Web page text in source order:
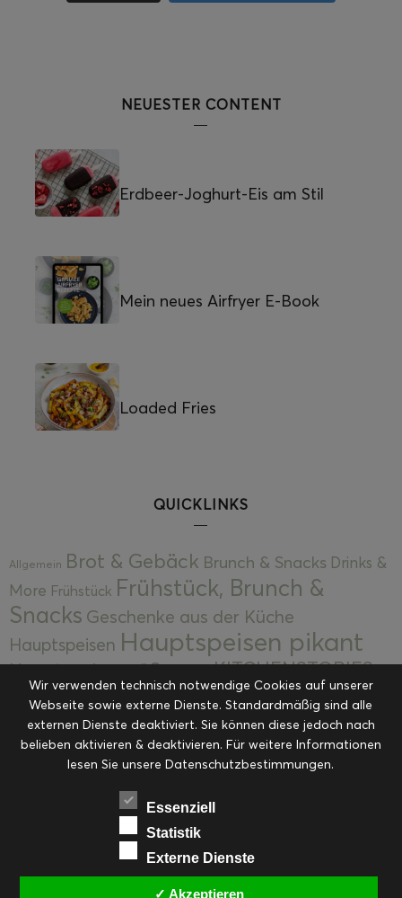
NEUESTER CONTENT
Erdbeer-Joghurt-Eis am Stil
Mein neues Airfryer E-Book
Loaded Fries
QUICKLINKS
Allgemein Brot & Gebäck Brunch & Snacks Drinks &
More Frühstück Frühstück, Brunch &
Snacks Geschenke aus der Küche
Hauptspeisen Hauptspeisen pikant
Hauptspeisen süßKekseKITCHENSTORIES
Kuchen, Torten & Desserts Kuchen und
Desserts Kulinarik Kulinarische Mitbringsel &
Eingemachtes Ohne Kategorie Ostern Resteküche
RezepteSaisonalSliderStartseite
Suppen, Salate & Vorspeisen
Vorspeisen, Salate & Suppen
Weihnachten Workshops & Events
Wir verwenden technisch notwendige Cookies auf unserer
Webseite sowie externe Dienste. Standardmäßig sind alle
externen Dienste deaktiviert. Sie können diese jedoch nach
belieben aktivieren & deaktivieren. Für weitere Informationen
lesen Sie unsere Datenschutzbestimmungen.
Essenziell
Statistik
Externe Dienste
✓ Akzeptieren